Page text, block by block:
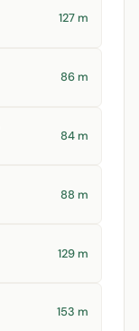
127 m
86 m
84 m
88 m
129 m
153 m